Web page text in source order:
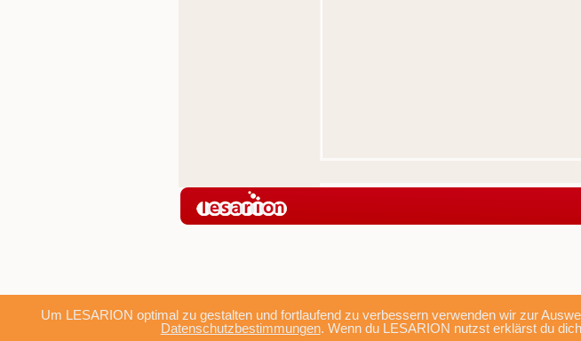
Um LESARION optimal zu gestalten und fortlaufend zu verbessern verwenden wir zur
Datenschutzbestimmungen. Wenn du LESARION nutzst erklärst du